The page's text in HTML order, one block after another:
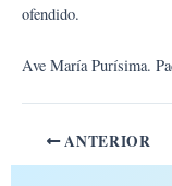
ofendido.
Ave María Purísima.
ANTERIOR